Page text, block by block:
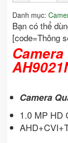
Danh mục:
Bạn có thể
[code=Thông
Camera
1.0 MP HD